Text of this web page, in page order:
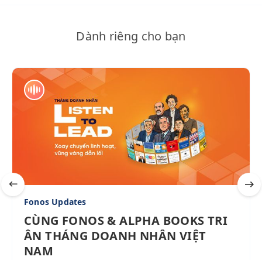
Dành riêng cho bạn
Fonos Updates
CÙNG FONOS & ALPHA BOOKS TRI
ÂN THÁNG DOANH NHÂN VIỆT
NAM